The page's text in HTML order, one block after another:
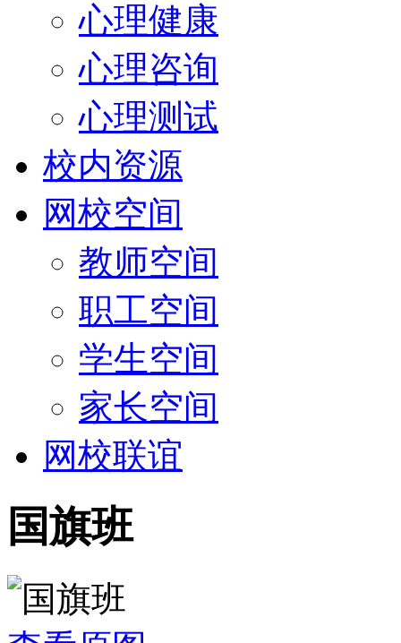
心理健康
心理咨询
心理测试
校内资源
网校空间
教师空间
职工空间
学生空间
家长空间
网校联谊
国旗班